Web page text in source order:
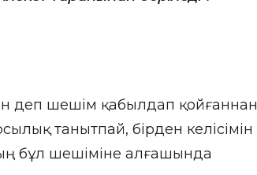
деп шешім қабылдап қойғаннан
танытпай, бірден келісімін
бұл шешіміне алғашында